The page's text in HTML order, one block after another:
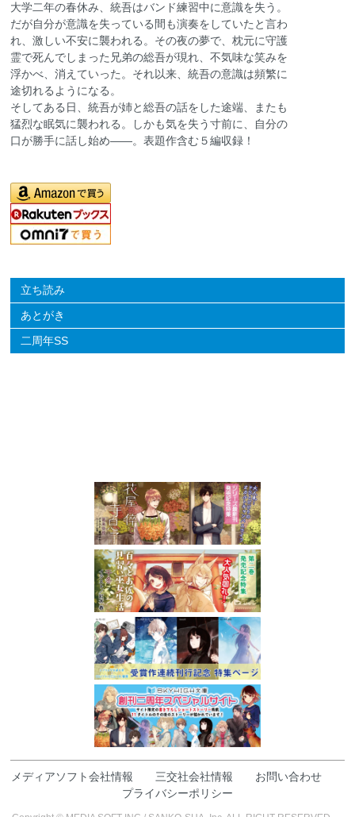
大学二年の春休み、統吾はバンド練習中に意識を失う。
だが自分が意識を失っている間も演奏をしていたと言わ
れ、激しい不安に襲われる。その夜の夢で、枕元に守護
霊で死んでしまった兄弟の総吾が現れ、不気味な笑みを
浮かべ、消えていった。それ以来、統吾の意識は頻繁に
途切れるようになる。
そしてある日、統吾が姉と総吾の話をした途端、またも
猛烈な眠気に襲われる。しかも気を失う寸前に、自分の
口が勝手に話し始め――。表題作含む５編収録！
立ち読み
あとがき
二周年SS
メディアソフト会社情報 三交社会社情報
お問い合わせ
プライバシーポリシー